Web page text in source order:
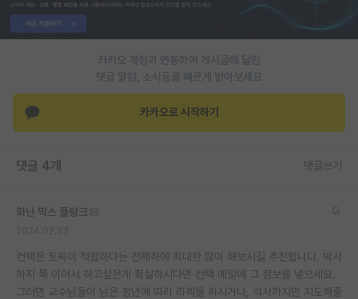
반도체/AI 게시판
장학금/장학생 게시판
학술 정보 게시판
이벤트
재팬라운지 🌸
카카오 계정과 연동하여 게시글에 달린
댓글 알람, 소식등을 빠르게 받아보세요
카카오로 시작하기
댓글 4개 댓글쓰기
화난 막스 플랑크
컨택은 토픽이 적합하다는 전제하에 최대한 많이 해보시길 추천합니다. 박사
까지 쭉 이어서 하고싶은게 확실하시다면 컨택 메일에 그 정보를 넣으세요.
그러면 교수님들이 남은 정년에 따라 리젝을 하시거나, 석사까지만 지도해줄